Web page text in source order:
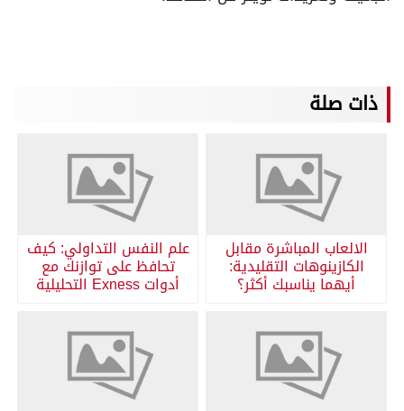
ذات صلة
الالعاب المباشرة مقابل
الكازينوهات التقليدية:
أيهما يناسبك أكثر؟
علم النفس التداولي: كيف
تحافظ على توازنك مع
أدوات Exness التحليلية